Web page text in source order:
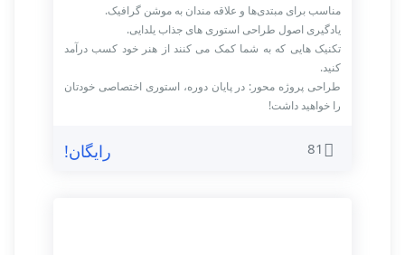
مناسب برای مبتدی‌ها و علاقه مندان به موشن گرافیک.
یادگیری اصول طراحی استوری های جذاب یلدایی.
تکنیک‌ هایی که به شما کمک می کنند از هنر خود کسب درآمد
کنید.
طراحی پروژه محور: در پایان دوره، استوری اختصاصی خودتان
را خواهید داشت!
81 رایگان!